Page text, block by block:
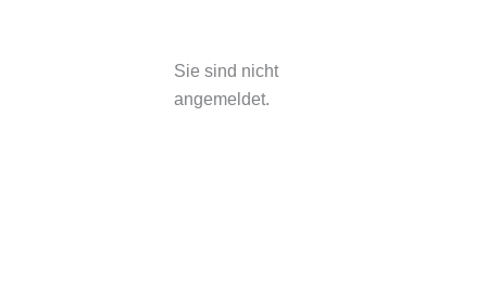
Sie sind nicht
angemeldet.